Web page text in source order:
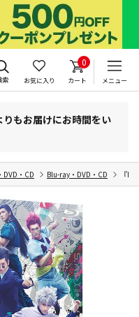
索 お気に入り
0
カート メニュー
もお届けにお時間をい
DVD・CD Blu-ray・DVD・CD 『